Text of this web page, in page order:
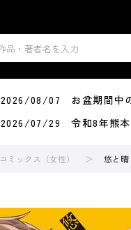
2026/08/07 お盆期間中
2026/07/29 令和8年熊本
コミックス（女性） 悠と晴